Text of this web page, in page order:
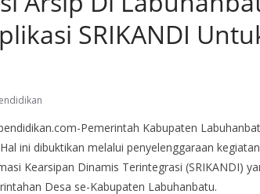
SRIKANDI
Pemerintah Kabupaten
ini dibuktikan melalui penyelenggaraan
Kearsipan Dinamis Terintegrasi (SRIKANDI)
Desa se-Kabupaten Labuhanbatu.